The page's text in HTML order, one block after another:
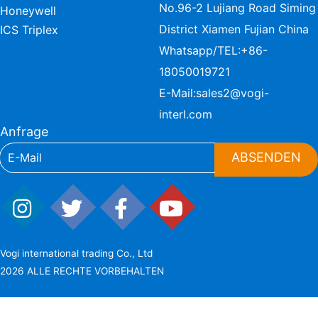
Honeywell
ICS Triplex
No.96-2 Lujiang Road Siming
District Xiamen Fujian China
Whatsapp/TEL:+86-
18050019721
E-Mail:sales2@vogi-
interl.com
Anfrage
ABSENDEN
Vogi international trading Co., Ltd
2026 ALLE RECHTE VORBEHALTEN